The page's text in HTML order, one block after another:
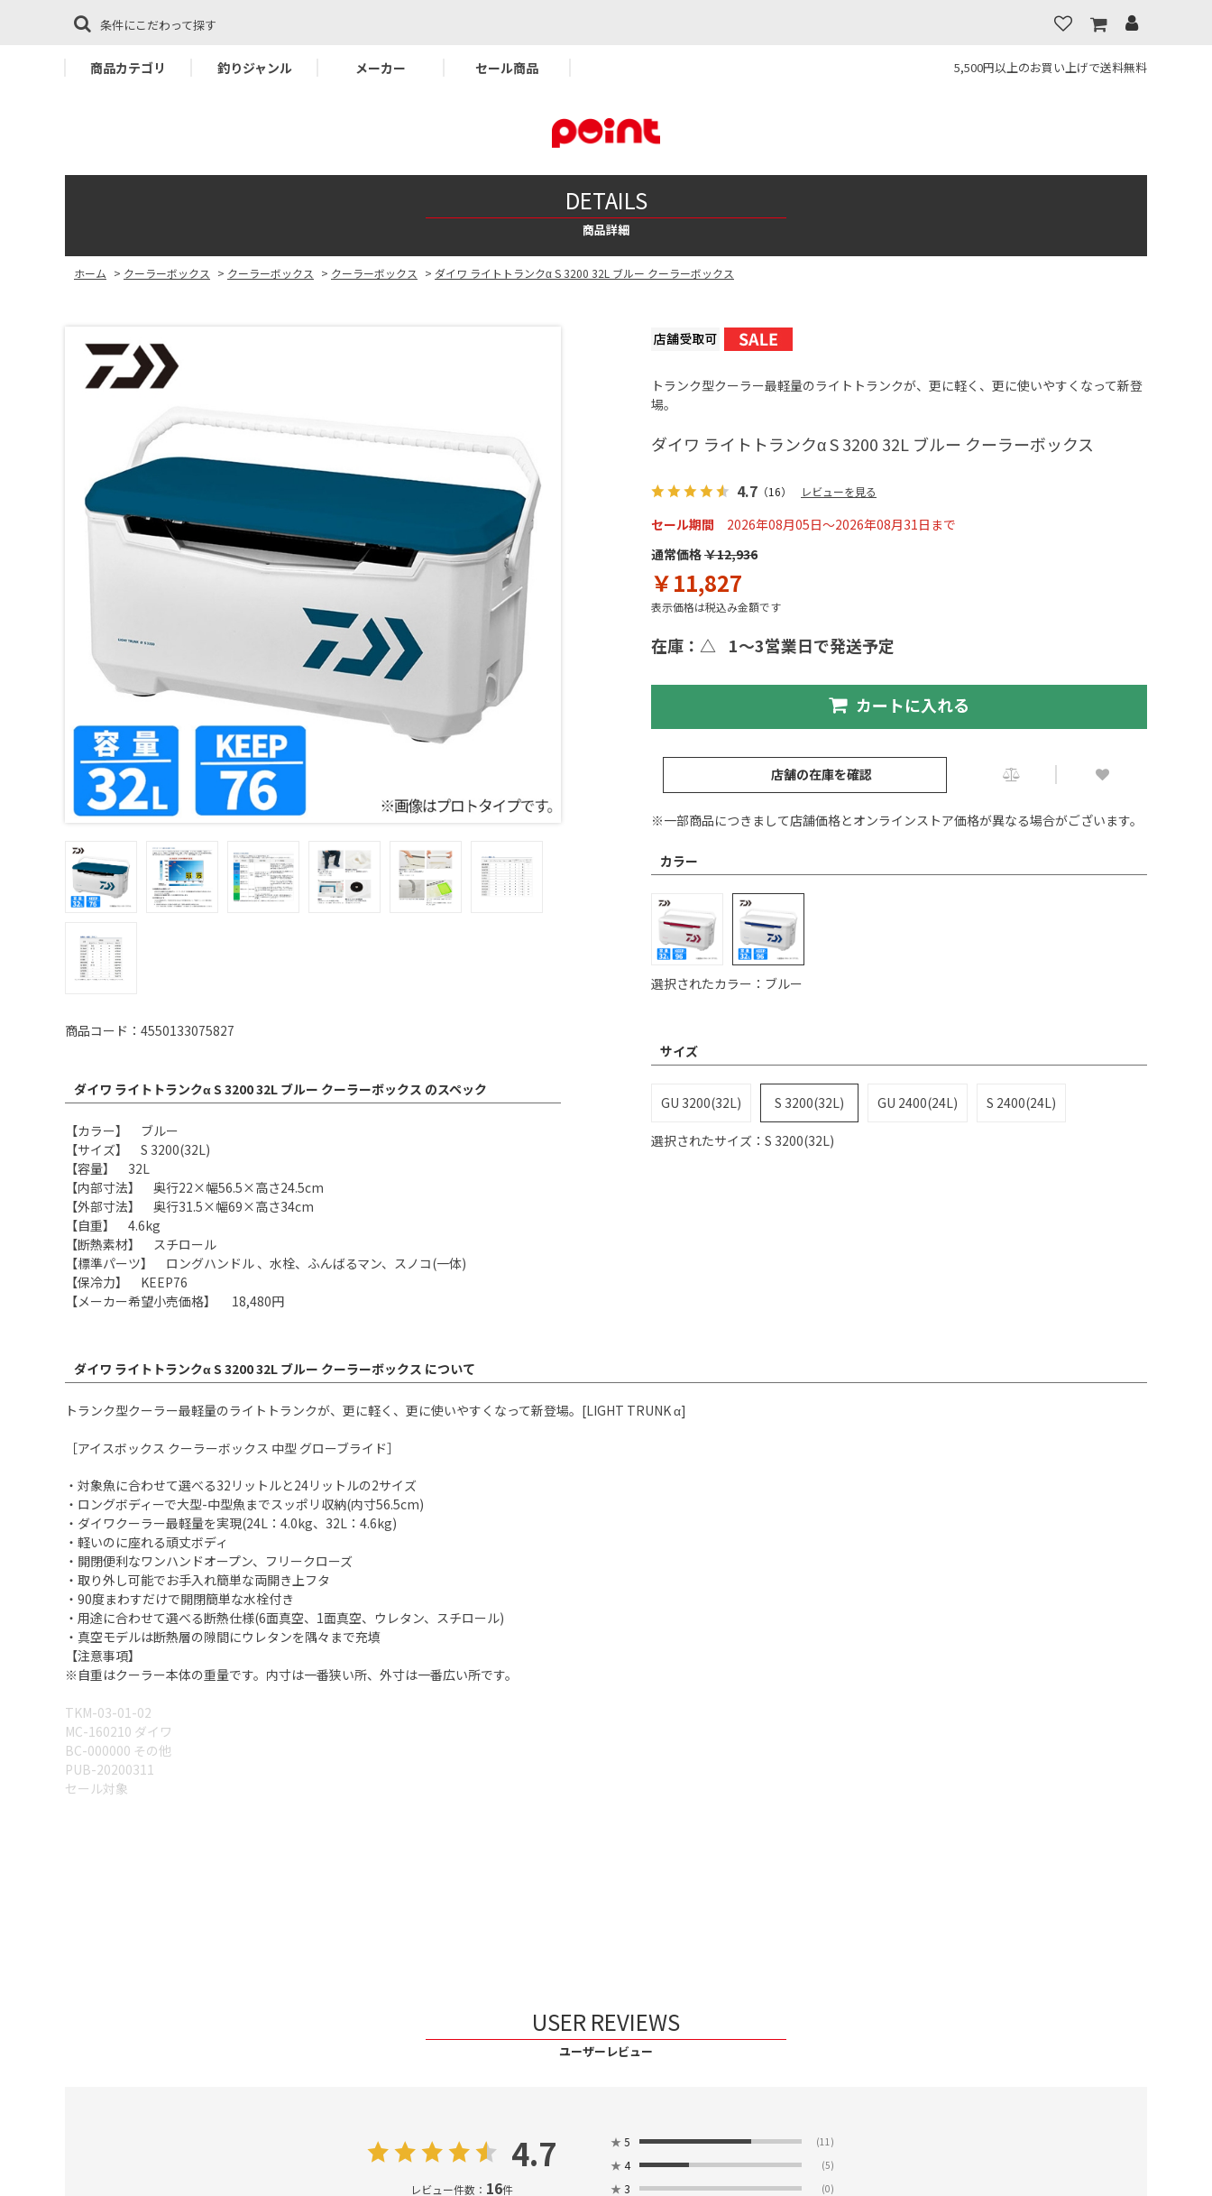
条件にこだわって探す
商品カテゴリ 釣りジャンル メーカー セール商品 5,500円以上のお買い上げで送料無料
DETAILS
商品詳細
ホーム > クーラーボックス > クーラーボックス > クーラーボックス > ダイワ ライトトランクα S 3200 32L ブルー クーラーボックス
商品コード：4550133075827
ダイワ ライトトランクα S 3200 32L ブルー クーラーボックス のスペック
【カラー】 ブルー
【サイズ】 S 3200(32L)
【容量】 32L
【内部寸法】 奥行22×幅56.5×高さ24.5cm
【外部寸法】 奥行31.5×幅69×高さ34cm
【自重】 4.6kg
【断熱素材】 スチロール
【標準パーツ】 ロングハンドル 、水栓、ふんばるマン、スノコ(一体)
【保冷力】 KEEP76
【メーカー希望小売価格】 18,480円
トランク型クーラー最軽量のライトトランクが、更に軽く、更に使いやすくなって新登
場。
ダイワ ライトトランクα S 3200 32L ブルー クーラーボックス
4.7 （16） レビューを見る
セール期間 2026年08月05日～2026年08月31日まで
通常価格￥12,936
￥11,827
表示価格は税込み金額です
在庫：△ 1～3営業日で発送予定
カートに入れる
店舗の在庫を確認
※一部商品につきまして店舗価格とオンラインストア価格が異なる場合がございます。
カラー
選択されたカラー：ブルー
サイズ
GU 3200(32L) S 3200(32L) GU 2400(24L) S 2400(24L)
選択されたサイズ：S 3200(32L)
ダイワ ライトトランクα S 3200 32L ブルー クーラーボックス について
トランク型クーラー最軽量のライトトランクが、更に軽く、更に使いやすくなって新登場。[LIGHT TRUNK α]
［アイスボックス クーラーボックス 中型 グローブライド］
・対象魚に合わせて選べる32リットルと24リットルの2サイズ
・ロングボディーで大型-中型魚までスッポリ収納(内寸56.5cm)
・ダイワクーラー最軽量を実現(24L：4.0kg、32L：4.6kg)
・軽いのに座れる頑丈ボディ
・開閉便利なワンハンドオープン、フリークローズ
・取り外し可能でお手入れ簡単な両開き上フタ
・90度まわすだけで開閉簡単な水栓付き
・用途に合わせて選べる断熱仕様(6面真空、1面真空、ウレタン、スチロール)
・真空モデルは断熱層の隙間にウレタンを隅々まで充填
【注意事項】
※自重はクーラー本体の重量です。内寸は一番狭い所、外寸は一番広い所です。
TKM-03-01-02
MC-160210 ダイワ
BC-000000 その他
PUB-20200311
セール対象
USER REVIEWS
ユーザーレビュー
4.7
レビュー件数： 16件
★ 5 (11)
★ 4 (5)
★ 3 (0)